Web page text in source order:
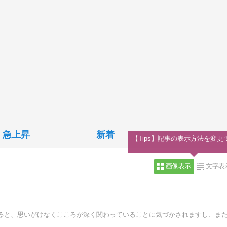
急上昇 新着
画像表示 文字表
【Tips】記事の表示方法を変更